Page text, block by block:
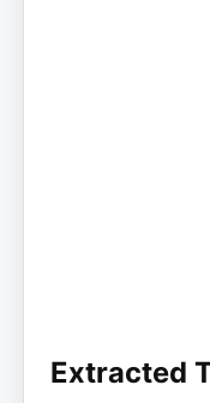
Extracted